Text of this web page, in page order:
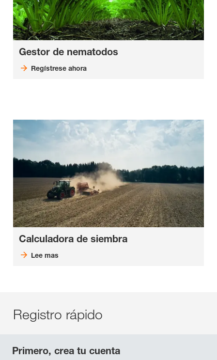
Gestor de nematodos
Regístrese ahora
Calculadora de siembra
Lee mas
Registro rápido
Primero, crea tu cuenta